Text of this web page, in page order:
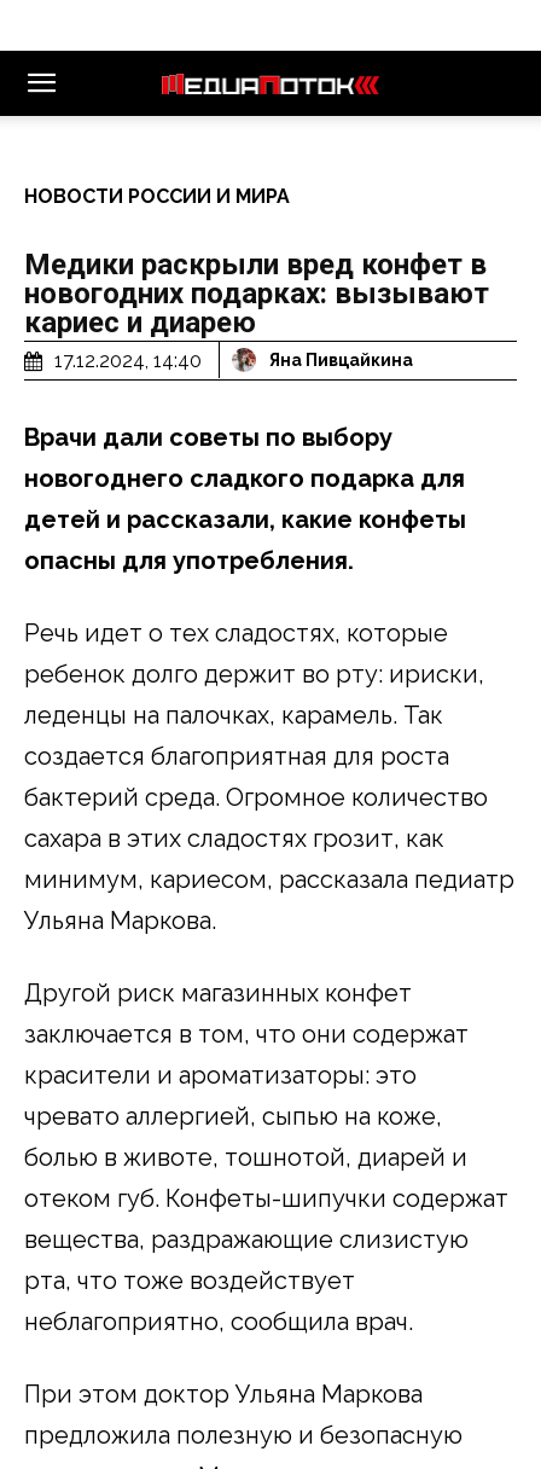
НОВОСТИ РОССИИ И МИРА
Медики раскрыли вред конфет в
новогодних подарках: вызывают
кариес и диарею
17.12.2024, 14:40 Яна Пивцайкина
Врачи дали советы по выбору
новогоднего сладкого подарка для
детей и рассказали, какие конфеты
опасны для употребления.
Речь идет о тех сладостях, которые
ребенок долго держит во рту: ириски,
леденцы на палочках, карамель. Так
создается благоприятная для роста
бактерий среда. Огромное количество
сахара в этих сладостях грозит, как
минимум, кариесом, рассказала педиатр
Ульяна Маркова.
Другой риск магазинных конфет
заключается в том, что они содержат
красители и ароматизаторы: это
чревато аллергией, сыпью на коже,
болью в животе, тошнотой, диарей и
отеком губ. Конфеты-шипучки содержат
вещества, раздражающие слизистую
рта, что тоже воздействует
неблагоприятно, сообщила врач.
При этом доктор Ульяна Маркова
предложила полезную и безопасную